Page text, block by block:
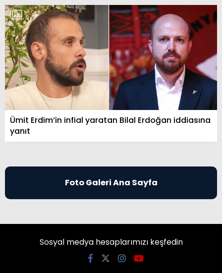
Ümit Erdim’in infial yaratan Bilal Erdoğan iddiasına
yanıt
Foto Galeri Ana Sayfa
Sosyal medya hesaplarımızı keşfedin